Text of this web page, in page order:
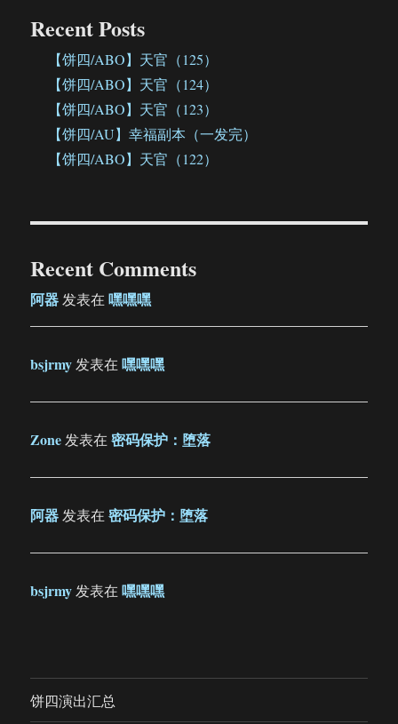
Recent Posts
【饼四/ABO】天官（125）
【饼四/ABO】天官（124）
【饼四/ABO】天官（123）
【饼四/AU】幸福副本（一发完）
【饼四/ABO】天官（122）
Recent Comments
阿器发表在嘿嘿嘿
bsjrmy发表在嘿嘿嘿
Zone发表在密码保护：堕落
阿器发表在密码保护：堕落
bsjrmy发表在嘿嘿嘿
饼四演出汇总